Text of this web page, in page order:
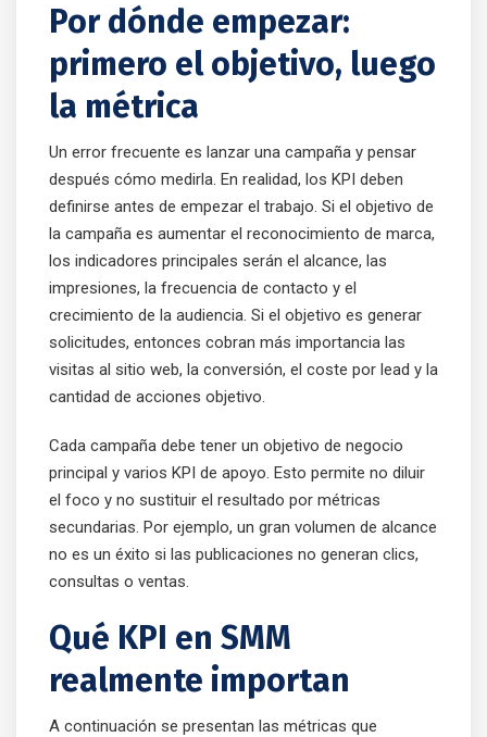
Por dónde empezar:
primero el objetivo, luego
la métrica
Un error frecuente es lanzar una campaña y pensar
después cómo medirla. En realidad, los KPI deben
definirse antes de empezar el trabajo. Si el objetivo de
la campaña es aumentar el reconocimiento de marca,
los indicadores principales serán el alcance, las
impresiones, la frecuencia de contacto y el
crecimiento de la audiencia. Si el objetivo es generar
solicitudes, entonces cobran más importancia las
visitas al sitio web, la conversión, el coste por lead y la
cantidad de acciones objetivo.
Cada campaña debe tener un objetivo de negocio
principal y varios KPI de apoyo. Esto permite no diluir
el foco y no sustituir el resultado por métricas
secundarias. Por ejemplo, un gran volumen de alcance
no es un éxito si las publicaciones no generan clics,
consultas o ventas.
Qué KPI en SMM
realmente importan
A continuación se presentan las métricas que